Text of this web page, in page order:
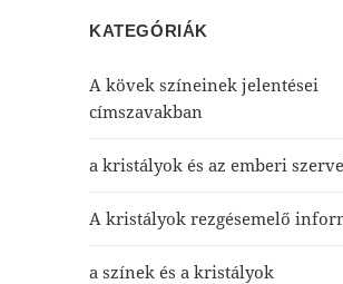
KATEGÓRIÁK
A kövek színeinek jelentései
címszavakban
a kristályok és az emberi
A kristályok rezgésemelő
a színek és a kristályok